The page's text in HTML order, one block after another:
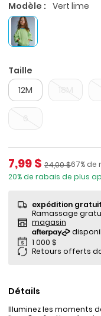
Modèle : Vert lime
Taille
12M
Prix de solde
7,99 $ 67% de
Prix ​​de détail
24,00 $
20% de rabais de plus
expédition
Ramassage
magasin
Retours offerts
Détails
Illuminez les moments